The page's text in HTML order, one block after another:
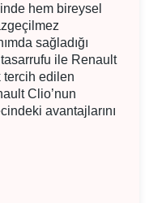
hem bireysel
sağladığı
tasarrufu ile Renault
tercih edilen
Clio’nun
avantajlarını